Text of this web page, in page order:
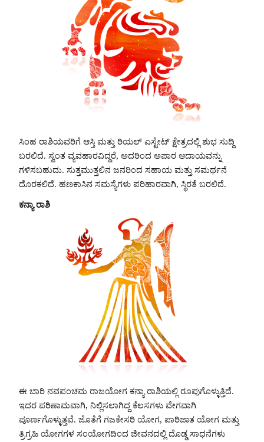
ಸಿಂಹ ರಾಶಿಯವರಿಗೆ ಆಸ್ತಿ ಮತ್ತು ರಿಯಲ್ ಎಸ್ಟೇಟ್ ಕ್ಷೇತ್ರದಲ್ಲಿ ಶುಭ ಸುದ್ದಿ
ಬರಲಿದೆ. ಸ್ವಂತ ವ್ಯವಹಾರವಿದ್ದರೆ, ಅದರಿಂದ ಅಪಾರ ಆದಾಯವನ್ನು
ಗಳಿಸಬಹುದು. ಸುತ್ತಮುತ್ತಲಿನ ಜನರಿಂದ ಸಹಾಯ ಮತ್ತು ಸಮರ್ಥನೆ
ದೊರಕಲಿದೆ. ಹಣಕಾಸಿನ ಸಮಸ್ಯೆಗಳು ಪರಿಹಾರವಾಗಿ, ಸ್ಥಿರತೆ ಬರಲಿದೆ.
ಕನ್ಯಾ ರಾಶಿ
ಈ ಬಾರಿ ನವಪಂಚಮ ರಾಜಯೋಗ ಕನ್ಯಾ ರಾಶಿಯಲ್ಲಿ ರೂಪುಗೊಳ್ಳುತ್ತಿದೆ.
ಇದರ ಪರಿಣಾಮವಾಗಿ, ನಿಲ್ಲಿಸಲಾಗಿದ್ದ ಕೆಲಸಗಳು ವೇಗವಾಗಿ
ಪೂರ್ಣಗೊಳ್ಳುತ್ತವೆ. ಜೊತೆಗೆ ಗಜಕೇಸರಿ ಯೋಗ, ಪಾರಿಜಾತ ಯೋಗ ಮತ್ತು
ತ್ರಿಗ್ರಹಿ ಯೋಗಗಳ ಸಂಯೋಗದಿಂದ ಜೀವನದಲ್ಲಿ ದೊಡ್ಡ ಸಾಧನೆಗಳು